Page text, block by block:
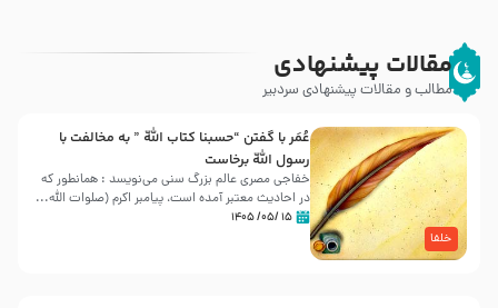
مقالات پیشنهادی
مطالب و مقالات پیشنهادی سردبیر
خلفا
عُمَر با گفتن “حسبنا كتاب اللّه ” به مخالفت با
رسول اللّه برخاست
خفاجی مصری عالم بزرگ سنی می‌نویسد : همانطور که
در احادیث معتبر آمده است، پیامبر اکرم (صلوات اللّه...
۱۵ /۰۵/ ۱۴۰۵